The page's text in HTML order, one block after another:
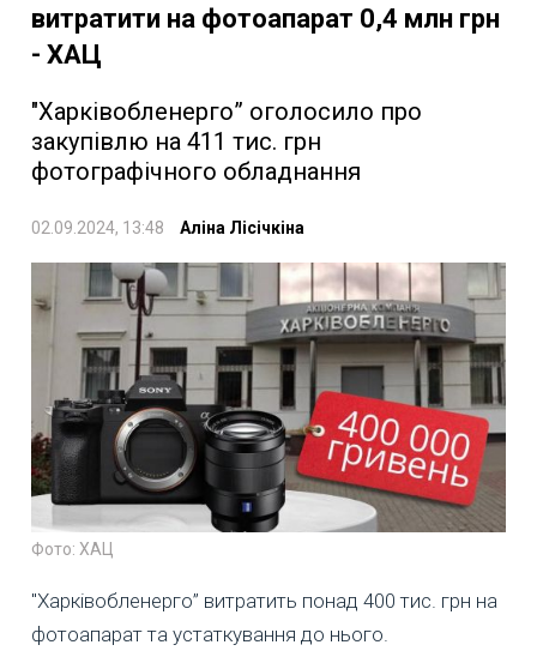
витратити на фотоапарат 0,4 млн грн
- ХАЦ
"Харківобленерго” оголосило про
закупівлю на 411 тис. грн
фотографічного обладнання
02.09.2024, 13:48 Аліна Лісічкіна
Фото: ХАЦ
"Харківобленерго” витратить понад 400 тис. грн на
фотоапарат та устаткування до нього.